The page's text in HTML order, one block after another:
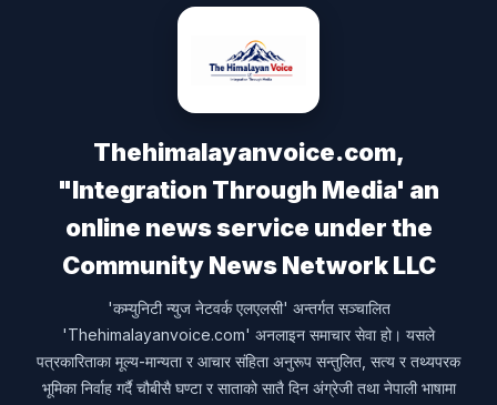
Thehimalayanvoice.com,
"Integration Through Media' an
online news service under the
Community News Network LLC
'कम्युनिटी न्युज नेटवर्क एलएलसी' अन्तर्गत सञ्चालित
'Thehimalayanvoice.com' अनलाइन समाचार सेवा हो। यसले
पत्रकारिताका मूल्य-मान्यता र आचार संहिता अनुरूप सन्तुलित, सत्य र तथ्यपरक
भूमिका निर्वाह गर्दै चौबीसै घण्टा र साताको सातै दिन अंग्रेजी तथा नेपाली भाषामा